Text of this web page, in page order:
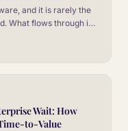
and it is rarely the
What flows through it
Wait: How
to-Value